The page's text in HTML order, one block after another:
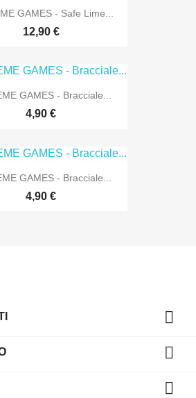
GAMES - Safe Lime...
12,90 €
GAMES - Bracciale...
4,90 €
GAMES - Bracciale...
4,90 €


